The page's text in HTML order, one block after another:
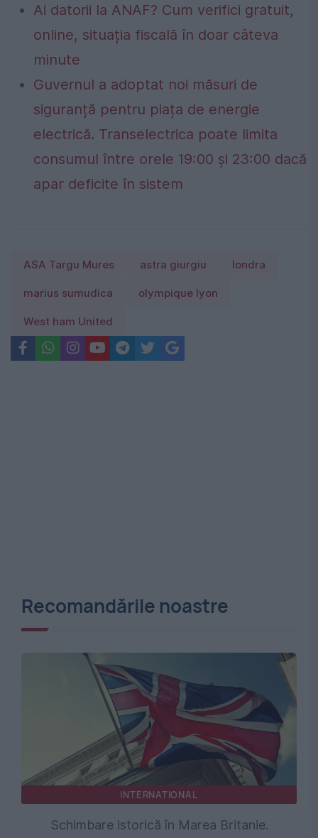
Ai datorii la ANAF? Cum verifici gratuit,
online, situația fiscală în doar câteva
minute
Guvernul a adoptat noi măsuri de
siguranță pentru piața de energie
electrică. Transelectrica poate limita
consumul între orele 19:00 și 23:00 dacă
apar deficite în sistem
ASA Targu Mures astra giurgiu londra
marius sumudica olympique lyon
West ham United
Recomandările noastre
INTERNATIONAL
Schimbare istorică în Marea Britanie.